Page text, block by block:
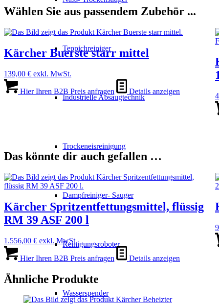
Teppichreiniger
Industrielle Absaugtechnik
Trockeneisreinigung
Dampfreiniger- Sauger
Reinigungsroboter
Wasserspender
Wählen Sie aus passendem Zubehör ...
Kärcher Buerste starr mittel
139,00 € exkl. MwSt.
Hier Ihren B2B Preis anfragen Details anzeigen
Das könnte dir auch gefallen …
Kärcher Spritzentfettungsmittel, flüssig
RM 39 ASF 200 l
1.556,00 € exkl. MwSt.
Hier Ihren B2B Preis anfragen Details anzeigen
Ähnliche Produkte